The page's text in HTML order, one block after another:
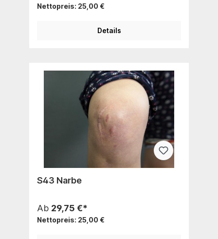
Nettopreis: 25,00 €
Details
S43 Narbe
Ab 29,75 €*
Nettopreis: 25,00 €